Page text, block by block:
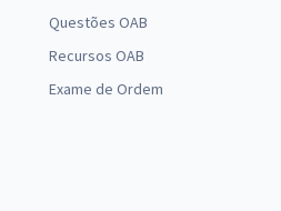
Questões OAB
Recursos OAB
Exame de Ordem